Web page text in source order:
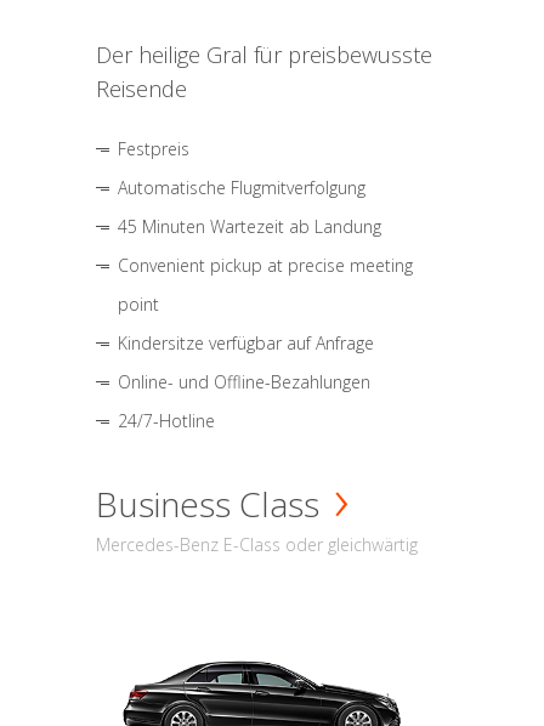
Der heilige Gral für preisbewusste
Reisende
Festpreis
Automatische Flugmitverfolgung
45 Minuten Wartezeit ab Landung
Convenient pickup at precise meeting
point
Kindersitze verfügbar auf Anfrage
Online- und Offline-Bezahlungen
24/7-Hotline
Business Class
Mercedes-Benz E-Class oder gleichwärtig